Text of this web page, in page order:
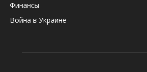
Финансы
Война в Украине